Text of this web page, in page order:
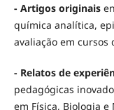
- Artigos originais
química analítica,
avaliação em
- Relatos de
pedagógicas
em Física, Biologia e